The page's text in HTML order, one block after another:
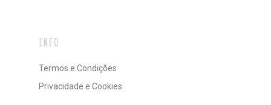
INFO
Termos e Condições
Privacidade e Cookies